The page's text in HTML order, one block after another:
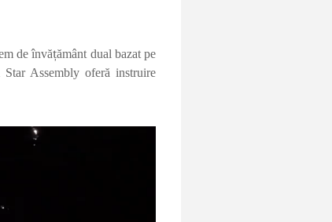
deînvățământ dual bazat pe
Star Assembly oferă instruire